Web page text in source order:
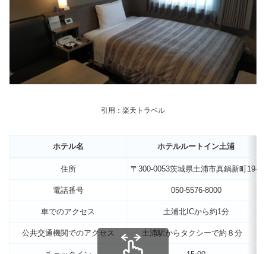
引用：楽天トラベル
ホテル名 ホテルルートイン土浦
住所 〒300-0053茨城県土浦市真鍋新町19-1
電話番号 050-5576-8000
車でのアクセス 土浦北ICから約1分
公共交通機関でのアクセス 土浦駅からタクシーで約８分